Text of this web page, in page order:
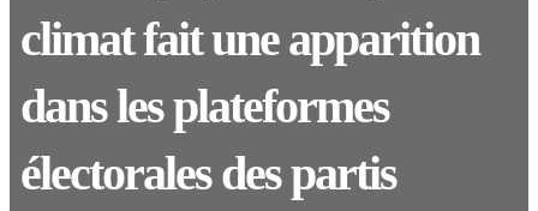
climat fait une apparition
dans les plateformes
électorales des partis